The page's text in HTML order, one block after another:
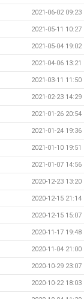
2021-06-02 09:23
2021-05-11 10:27
2021-05-04 19:02
2021-04-06 13:21
2021-03-11 11:50
2021-02-23 14:29
2021-01-26 20:54
2021-01-24 19:36
2021-01-10 19:51
2021-01-07 14:56
2020-12-23 13:20
2020-12-15 21:14
2020-12-15 15:07
2020-11-17 19:48
2020-11-04 21:00
2020-10-29 23:07
2020-10-22 18:03